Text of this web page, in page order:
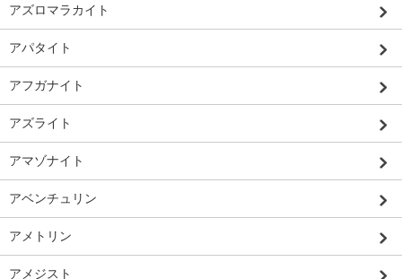
アズロマラカイト
アパタイト
アフガナイト
アズライト
アマゾナイト
アベンチュリン
アメトリン
アメジスト